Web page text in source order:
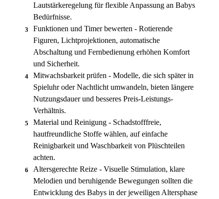
Lautstärkeregelung für flexible Anpassung an Babys
Bedürfnisse.
3
Funktionen und Timer bewerten - Rotierende
Figuren, Lichtprojektionen, automatische
Abschaltung und Fernbedienung erhöhen Komfort
und Sicherheit.
4
Mitwachsbarkeit prüfen - Modelle, die sich später in
Spieluhr oder Nachtlicht umwandeln, bieten längere
Nutzungsdauer und besseres Preis-Leistungs-
Verhältnis.
5
Material und Reinigung - Schadstofffreie,
hautfreundliche Stoffe wählen, auf einfache
Reinigbarkeit und Waschbarkeit von Plüschteilen
achten.
6
Altersgerechte Reize - Visuelle Stimulation, klare
Melodien und beruhigende Bewegungen sollten die
Entwicklung des Babys in der jeweiligen Altersphase